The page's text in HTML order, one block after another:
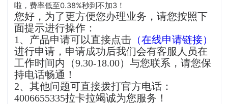
啦，费率低至0.38%秒到不加3！
您好，为了更方便您办理业务，请您按照下
面提示进行操作：
1、产品申请可以直接点击 （在线申请链接）
进行申请，申请成功后我们会有客服人员在
工作时间内（9.30-18.00）与您联系，请您保
持电话畅通！
2、其他问题可直接拨打官方电话：
4006655335拉卡拉竭诚为您服务！